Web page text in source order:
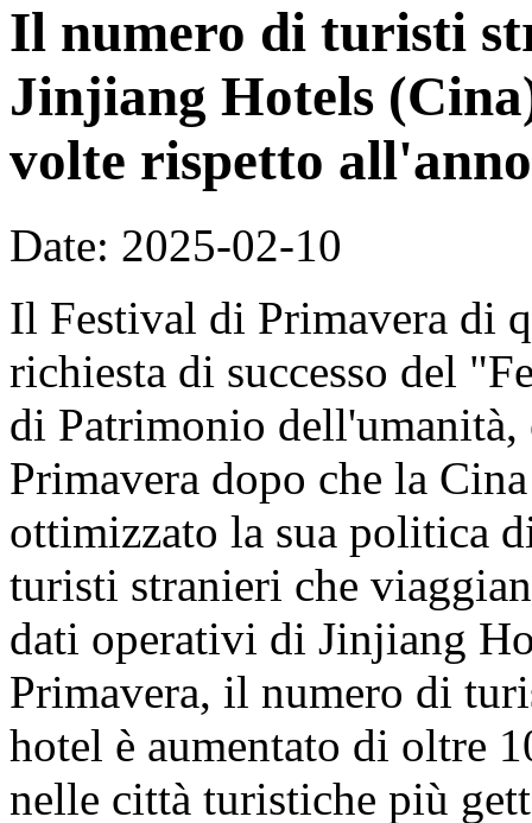
Il numero di turisti
Jinjiang Hotels
volte rispetto
Date: 2025-02-10
Il Festival di Primavera di
richiesta di successo del
di Patrimonio
Primavera dopo che la
ottimizzato la sua politica
turisti stranieri che
dati operativi di Jinjiang
Primavera, il numero di
hotel è aumentato di oltre
nelle città turistiche più